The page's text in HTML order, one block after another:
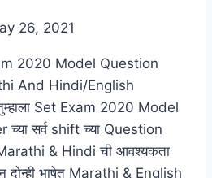
26, 2021
2020 Model Question
And Hindi/English
Set Exam 2020 Model
सर्व shift च्या Question
& Hindi ची आवश्यकता
दोन्ही भाषेत Marathi & English